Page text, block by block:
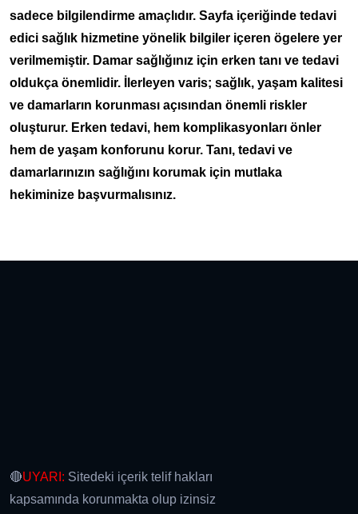
sadece bilgilendirme amaçlıdır. Sayfa içeriğinde tedavi
edici sağlık hizmetine yönelik bilgiler içeren ögelere yer
verilmemiştir. Damar sağlığınız için erken tanı ve tedavi
oldukça önemlidir. İlerleyen varis; sağlık, yaşam kalitesi
ve damarların korunması açısından önemli riskler
oluşturur. Erken tedavi, hem komplikasyonları önler
hem de yaşam konforunu korur. Tanı, tedavi ve
damarlarınızın sağlığını korumak için mutlaka
hekiminize başvurmalısınız.
🔴UYARI: Sitedeki içerik telif hakları
kapsamında korunmakta olup izinsiz